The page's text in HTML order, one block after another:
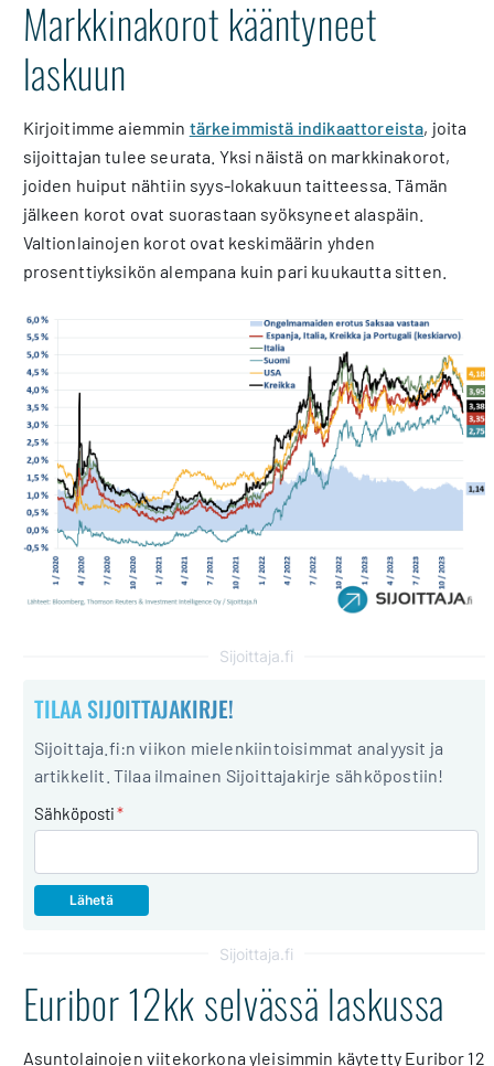
Markkinakorot kääntyneet
laskuun
Kirjoitimme aiemmin tärkeimmistä indikaattoreista, joita
sijoittajan tulee seurata. Yksi näistä on markkinakorot,
joiden huiput nähtiin syys-lokakuun taitteessa. Tämän
jälkeen korot ovat suorastaan syöksyneet alaspäin.
Valtionlainojen korot ovat keskimäärin yhden
prosenttiyksikön alempana kuin pari kuukautta sitten.
Sijoittaja.fi
TILAA SIJOITTAJAKIRJE!
Sijoittaja.fi:n viikon mielenkiintoisimmat analyysit ja
artikkelit. Tilaa ilmainen Sijoittajakirje sähköpostiin!
Sähköposti*
Sijoittaja.fi
Euribor 12kk selvässä laskussa
Asuntolainojen viitekorkona yleisimmin käytetty Euribor 12